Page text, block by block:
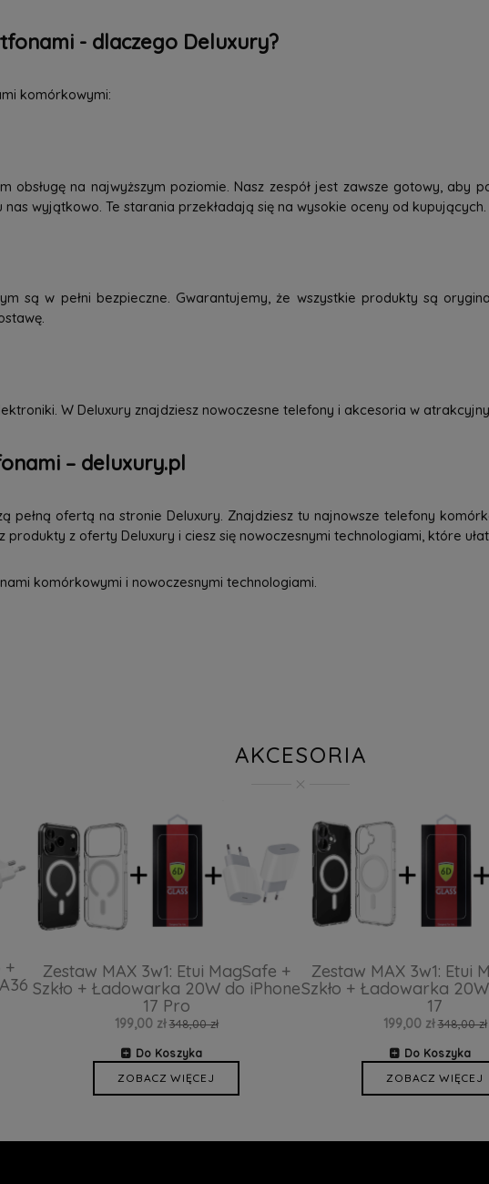
- dlaczego Deluxury?
komórkowymi:
obsługę na najwyższym poziomie. Nasz zespół jest zawsze gotowy, aby
nas wyjątkowo. Te starania przekładają się na wysokie oceny od kupujących.
są w pełni bezpieczne. Gwarantujemy, że wszystkie produkty są
W Deluxury znajdziesz nowoczesne telefony i akcesoria w
– deluxury.pl
pełną ofertą na stronie Deluxury. Znajdziesz tu najnowsze telefony
z oferty Deluxury i ciesz się nowoczesnymi technologiami, które
komórkowymi i nowoczesnymi technologiami.
AKCESORIA
+
Zestaw MAX 3w1: Etui MagSafe +
Szkło + Ładowarka 20W do iPhone
17 Pro
199,00 zł 348,00 zł
Do Koszyka
ZOBACZ WIĘCEJ
Zestaw MAX 3w1: Etui
Szkło + Ładowarka
17
199,00 zł 348,00 zł
Do Koszyka
ZOBACZ WIĘCEJ